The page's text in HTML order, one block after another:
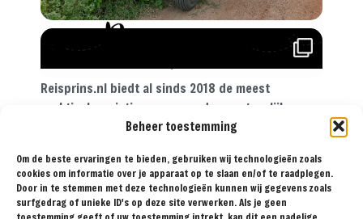
Beheer toestemming
Om de beste ervaringen te bieden, gebruiken wij technologieën zoals
cookies om informatie over je apparaat op te slaan en/of te raadplegen.
Door in te stemmen met deze technologieën kunnen wij gegevens zoals
surfgedrag of unieke ID's op deze site verwerken. Als je geen
Reisprins.nl biedt al sinds 2018 de meest
praktische reistips aan voor de avontuurlijke
reiziger. Met onze tips, reisroutes en
BESTEMMINGEN
TIPSREISVERSLAGEN
OVER SAMENWERKEN